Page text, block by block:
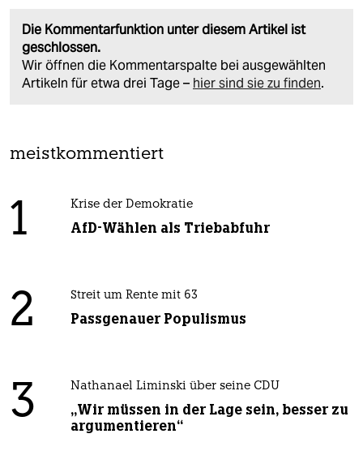
Die Kommentarfunktion unter diesem Artikel ist
geschlossen.
Wir öffnen die Kommentarspalte bei ausgewählten
Artikeln für etwa drei Tage – hier sind sie zu finden.
meistkommentiert
1 Krise der Demokratie
AfD-Wählen als Triebabfuhr
2 Streit um Rente mit 63
Passgenauer Populismus
3 Nathanael Liminski über seine CDU
„Wir müssen in der Lage sein, besser zu
argumentieren“